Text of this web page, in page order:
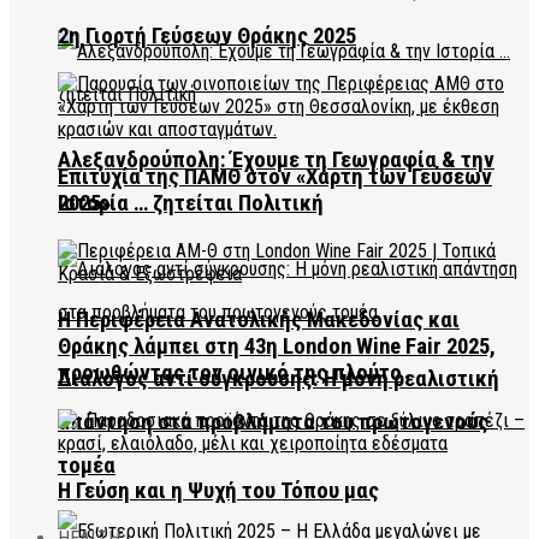
Αλεξανδρούπολη: Έχουμε τη Γεωγραφία & την
Ιστορία … ζητείται Πολιτική
Διάλογος αντί σύγκρουσης: Η μόνη ρεαλιστική
απάντηση στα προβλήματα του πρωτογενούς
τομέα
2η Γιορτή Γεύσεων Θράκης 2025
Επιτυχία της ΠΑΜΘ στον «Χάρτη των Γεύσεων
2025»
Η Περιφέρεια Ανατολικής Μακεδονίας και
Θράκης λάμπει στη 43η London Wine Fair 2025,
προωθώντας τον οινικό της πλούτο
Η Γεύση και η Ψυχή του Τόπου μας